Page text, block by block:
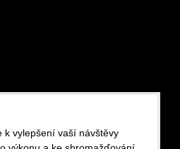
k vylepšení vaší návštěvy